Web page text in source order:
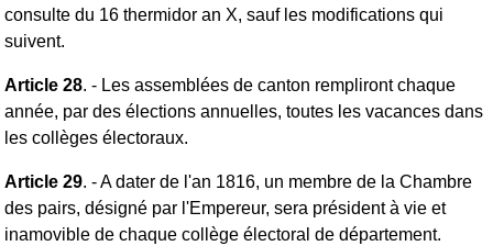
consulte du 16 thermidor an X, sauf les modifications qui
suivent.
Article 28. - Les assemblées de canton rempliront chaque
année, par des élections annuelles, toutes les vacances dans
les collèges électoraux.
Article 29. - A dater de l'an 1816, un membre de la Chambre
des pairs, désigné par l'Empereur, sera président à vie et
inamovible de chaque collège électoral de département.